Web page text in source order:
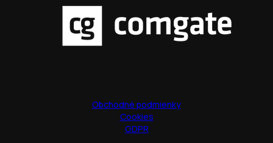
Obchodné podmienky
Cookies
GDPR